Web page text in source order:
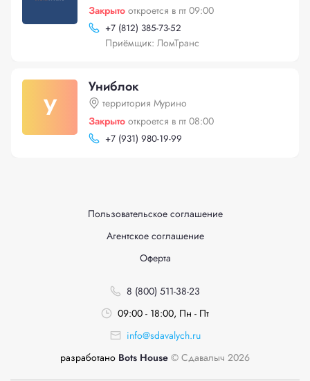
Закрыто откроется в пт 09:00
+7 (812) 385-73-52
Приёмщик: ЛомТранс
У
Униблок
территория Мурино
Закрыто откроется в пт 08:00
+7 (931) 980-19-99
Пользовательское соглашение
Агентское соглашение
Оферта
8 (800) 511-38-23
09:00 - 18:00, Пн - Пт
info@sdavalych.ru
разработано Bots House © Сдавалыч 2026